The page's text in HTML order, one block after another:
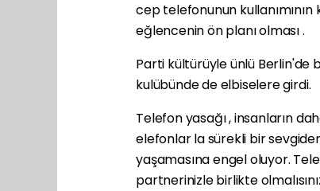
cep telefonunun kullanımının
eğlencenin ön planı olması .
Parti kültürüyle ünlü Berlin'de
kulübünde de elbiselere girdi.
Telefon yasağı , insanların
elefonlar la sürekli bir
yaşamasına engel oluyor.
partnerinizle birlikte